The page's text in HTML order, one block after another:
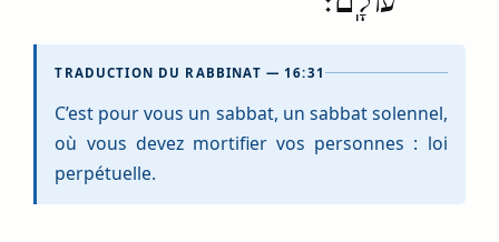
TRADUCTION DU RABBINAT — 16:31
C’est pour vous un sabbat, un sabbat solennel,
où vous devez mortifier vos personnes : loi
perpétuelle.